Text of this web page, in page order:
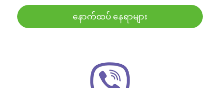
နောက်ထပ် နေရာများ